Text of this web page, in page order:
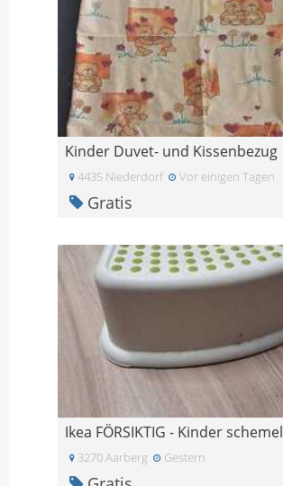
Kinder Duvet- und Kissenbezug
4435 Niederdorf Vor einigen Tagen
Gratis
Ikea FÖRSIKTIG - Kinder schemel
3270 Aarberg Gestern